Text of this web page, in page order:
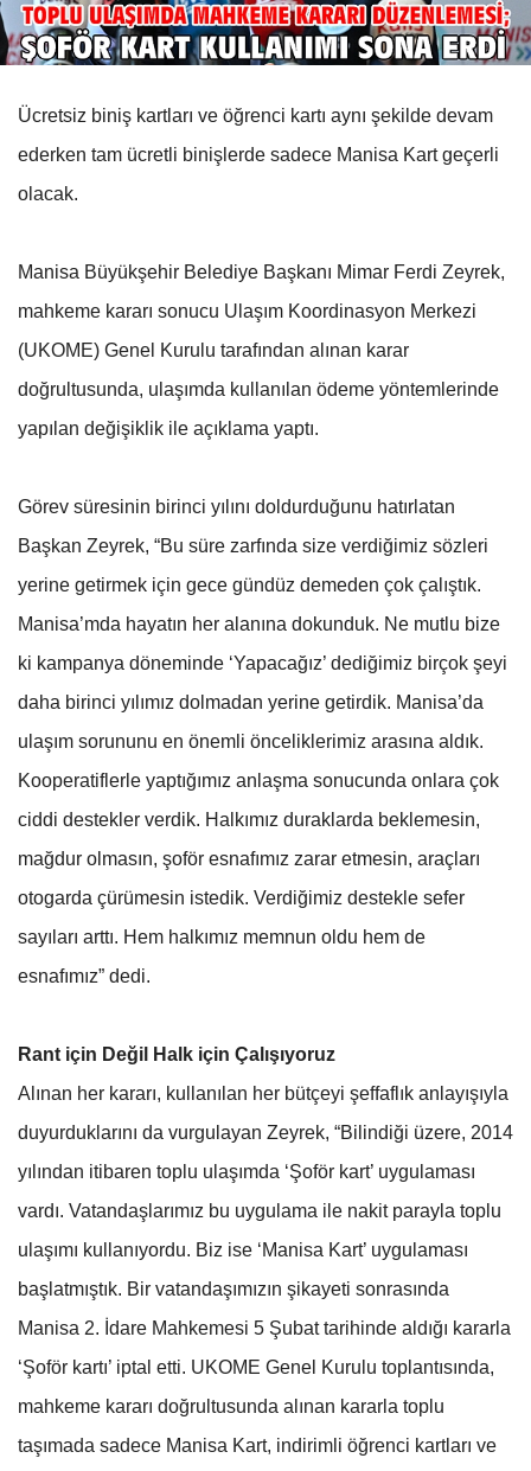
Ücretsiz biniş kartları ve öğrenci kartı aynı şekilde devam
ederken tam ücretli binişlerde sadece Manisa Kart geçerli
olacak.
Manisa Büyükşehir Belediye Başkanı Mimar Ferdi Zeyrek,
mahkeme kararı sonucu Ulaşım Koordinasyon Merkezi
(UKOME) Genel Kurulu tarafından alınan karar
doğrultusunda, ulaşımda kullanılan ödeme yöntemlerinde
yapılan değişiklik ile açıklama yaptı.
Görev süresinin birinci yılını doldurduğunu hatırlatan
Başkan Zeyrek, “Bu süre zarfında size verdiğimiz sözleri
yerine getirmek için gece gündüz demeden çok çalıştık.
Manisa’mda hayatın her alanına dokunduk. Ne mutlu bize
ki kampanya döneminde ‘Yapacağız’ dediğimiz birçok şeyi
daha birinci yılımız dolmadan yerine getirdik. Manisa’da
ulaşım sorununu en önemli önceliklerimiz arasına aldık.
Kooperatiflerle yaptığımız anlaşma sonucunda onlara çok
ciddi destekler verdik. Halkımız duraklarda beklemesin,
mağdur olmasın, şoför esnafımız zarar etmesin, araçları
otogarda çürümesin istedik. Verdiğimiz destekle sefer
sayıları arttı. Hem halkımız memnun oldu hem de
esnafımız” dedi.
Rant için Değil Halk için Çalışıyoruz
Alınan her kararı, kullanılan her bütçeyi şeffaflık anlayışıyla
duyurduklarını da vurgulayan Zeyrek, “Bilindiği üzere, 2014
yılından itibaren toplu ulaşımda ‘Şoför kart’ uygulaması
vardı. Vatandaşlarımız bu uygulama ile nakit parayla toplu
ulaşımı kullanıyordu. Biz ise ‘Manisa Kart’ uygulaması
başlatmıştık. Bir vatandaşımızın şikayeti sonrasında
Manisa 2. İdare Mahkemesi 5 Şubat tarihinde aldığı kararla
‘Şoför kartı’ iptal etti. UKOME Genel Kurulu toplantısında,
mahkeme kararı doğrultusunda alınan kararla toplu
taşımada sadece Manisa Kart, indirimli öğrenci kartları ve